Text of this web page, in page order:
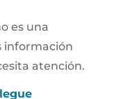
es una
información
atención.